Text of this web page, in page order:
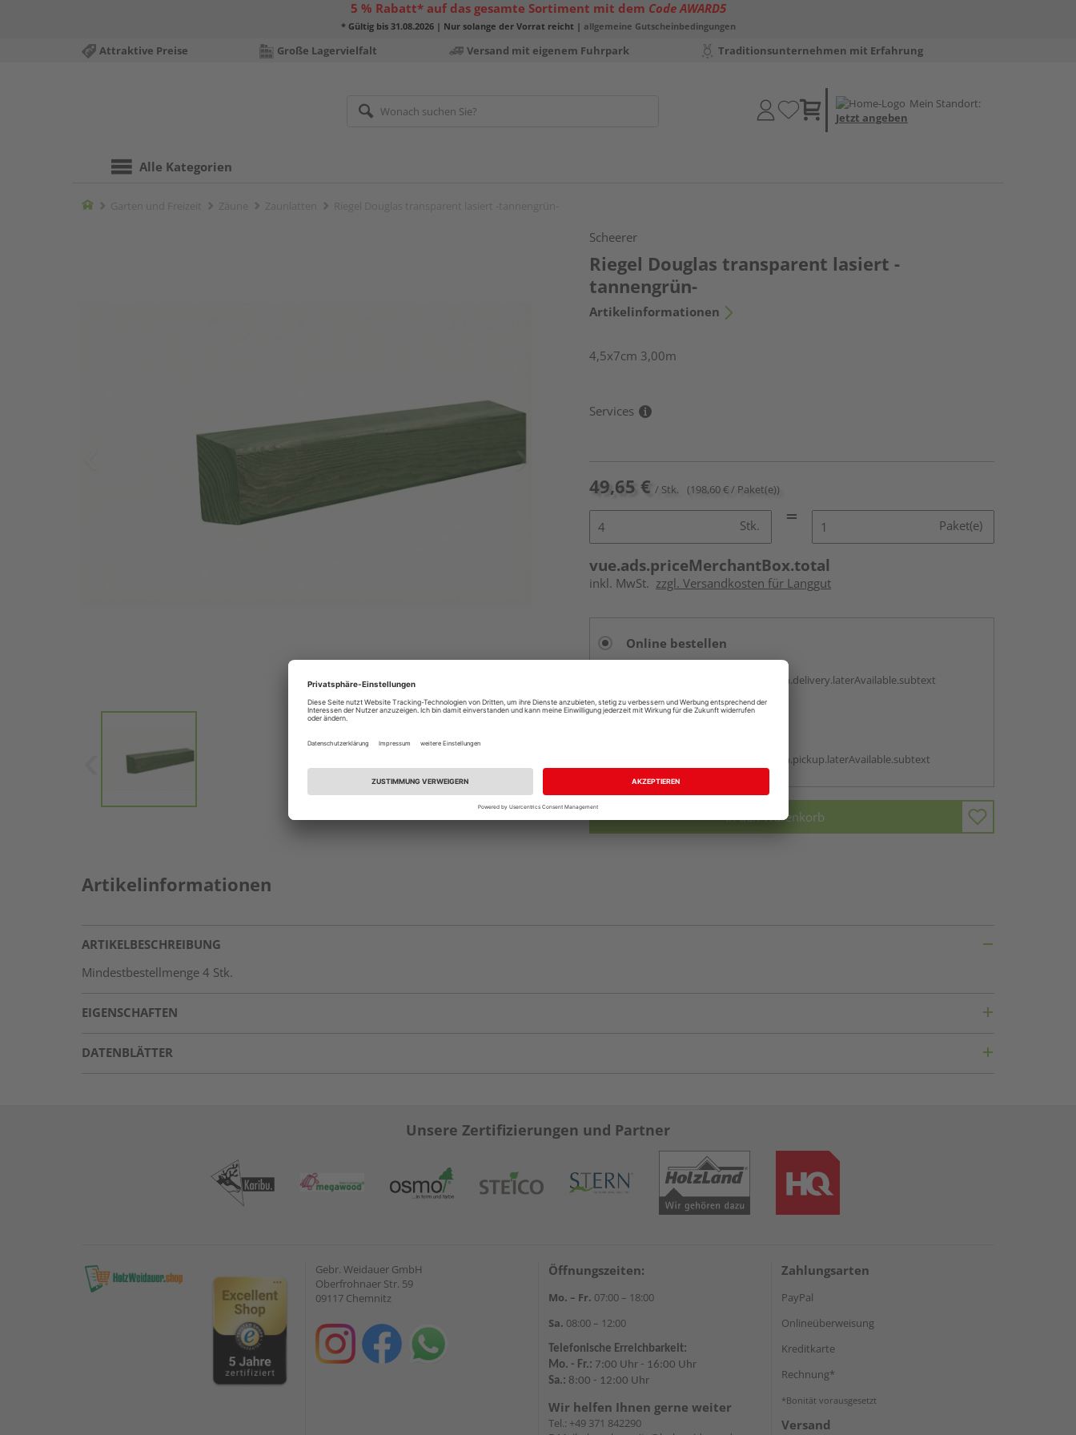
5 % Rabatt* auf das gesamte Sortiment mit dem Code AWARD5
* Gültig bis 31.08.2026 | Nur solange der Vorrat reicht | allgemeine Gutscheinbedingungen
Attraktive Preise Große Lagervielfalt Versand mit eigenem Fuhrpark Traditionsunternehmen mit Erfahrung
Mein Standort:
Jetzt angeben
Alle Kategorien
Home
Scheerer
Riegel Douglas transparent lasiert -
tannengrün-
Artikelinformationen
4,5x7cm 3,00m
Services
49,65 € / Stk. (198,60 € / Paket(e))
Stk. Paket(e)
vue.ads.priceMerchantBox.total
inkl. MwSt. zzgl. Versandkosten für Langgut
Online bestellen
vue.ads.priceMerchantBox.option.delivery.laterAvailable.subtext
vue.ads.priceMerchantBox.option.pickup.laterAvailable.subtext
In den Warenkorb
Artikelinformationen
ARTIKELBESCHREIBUNG
Mindestbestellmenge 4 Stk.
EIGENSCHAFTEN
DATENBLÄTTER
Unsere Zertifizierungen und Partner
Gebr. Weidauer GmbH
Oberfrohnaer Str. 59
09117 Chemnitz
Öffnungszeiten:
Mo. – Fr. 07:00 – 18:00
Sa. 08:00 – 12:00
Telefonische Erreichbarkeit:
Mo. - Fr.: 7:00 Uhr - 16:00 Uhr
Sa.: 8:00 - 12:00 Uhr
Wir helfen Ihnen gerne weiter
Tel.: +49 371 842290
Zahlungsarten
PayPal
Onlineüberweisung
Kreditkarte
Rechnung*
*Bonität vorausgesetzt
Versand